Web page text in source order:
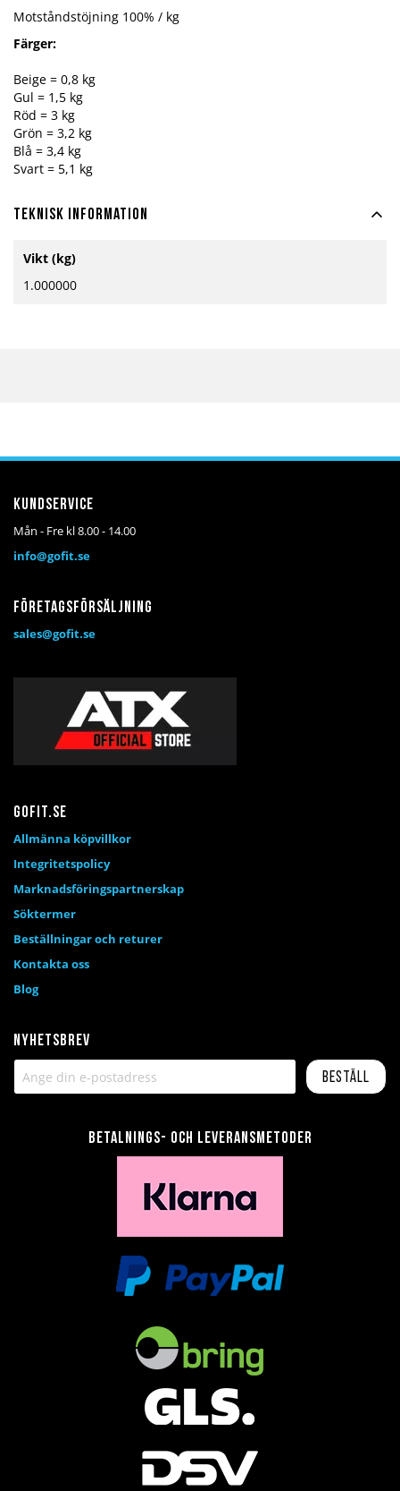
Motståndstöjning 100% / kg
Färger:
Beige = 0,8 kg
Gul = 1,5 kg
Röd = 3 kg
Grön = 3,2 kg
Blå = 3,4 kg
Svart = 5,1 kg
Teknisk information
information
Vikt (kg)
1.000000
Nyhetsbrev
Beställ
Kundservice
Mån - Fre kl 8.00 - 14.00
info@gofit.se
Företagsförsäljning
sales@gofit.se
Betalnings- och leveransmetoder
Gofit.se
Allmänna köpvillkor
Integritetspolicy
Marknadsföringspartnerskap
Söktermer
Beställningar och returer
Kontakta oss
Blog